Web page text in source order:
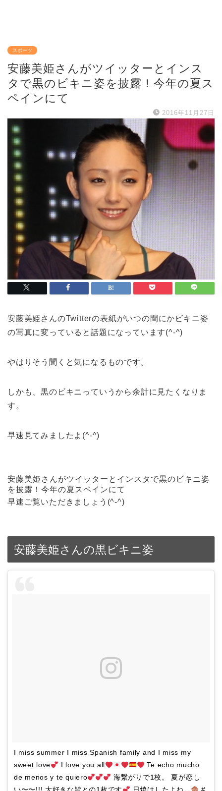
スポーツ
安藤美姫さんがツイッターとインス
タで黒のビキニ姿を披露！今年の夏ス
ペインにて
2016年11月27日
安藤美姫さんのTwitterの表紙がいつの間にかビキニ姿
の写真に変っていると話題になっています(^-^)
やはりそう聞くと気になるものです。
しかも、黒のビキニっていうから余計に見たくなりま
す。
早速見てみましたよ(^-^)
安藤美姫さんがツイッターとインスタで黒のビキニ姿
を披露！今年の夏スペインにて
早速ご覧いただきましょう(^-^)
安藤美姫さんの黒ビキニ姿
I miss summer I miss Spanish family and I miss my
sweet love
I love you all
Te echo mucho
de menos y te quiero
海繋がりで1枚。 夏が恋し